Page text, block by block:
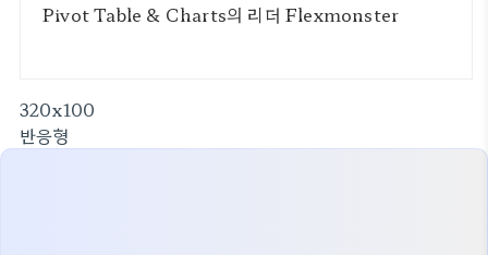
Pivot Table & Charts의 리더 Flexmonster
320x100
반응형